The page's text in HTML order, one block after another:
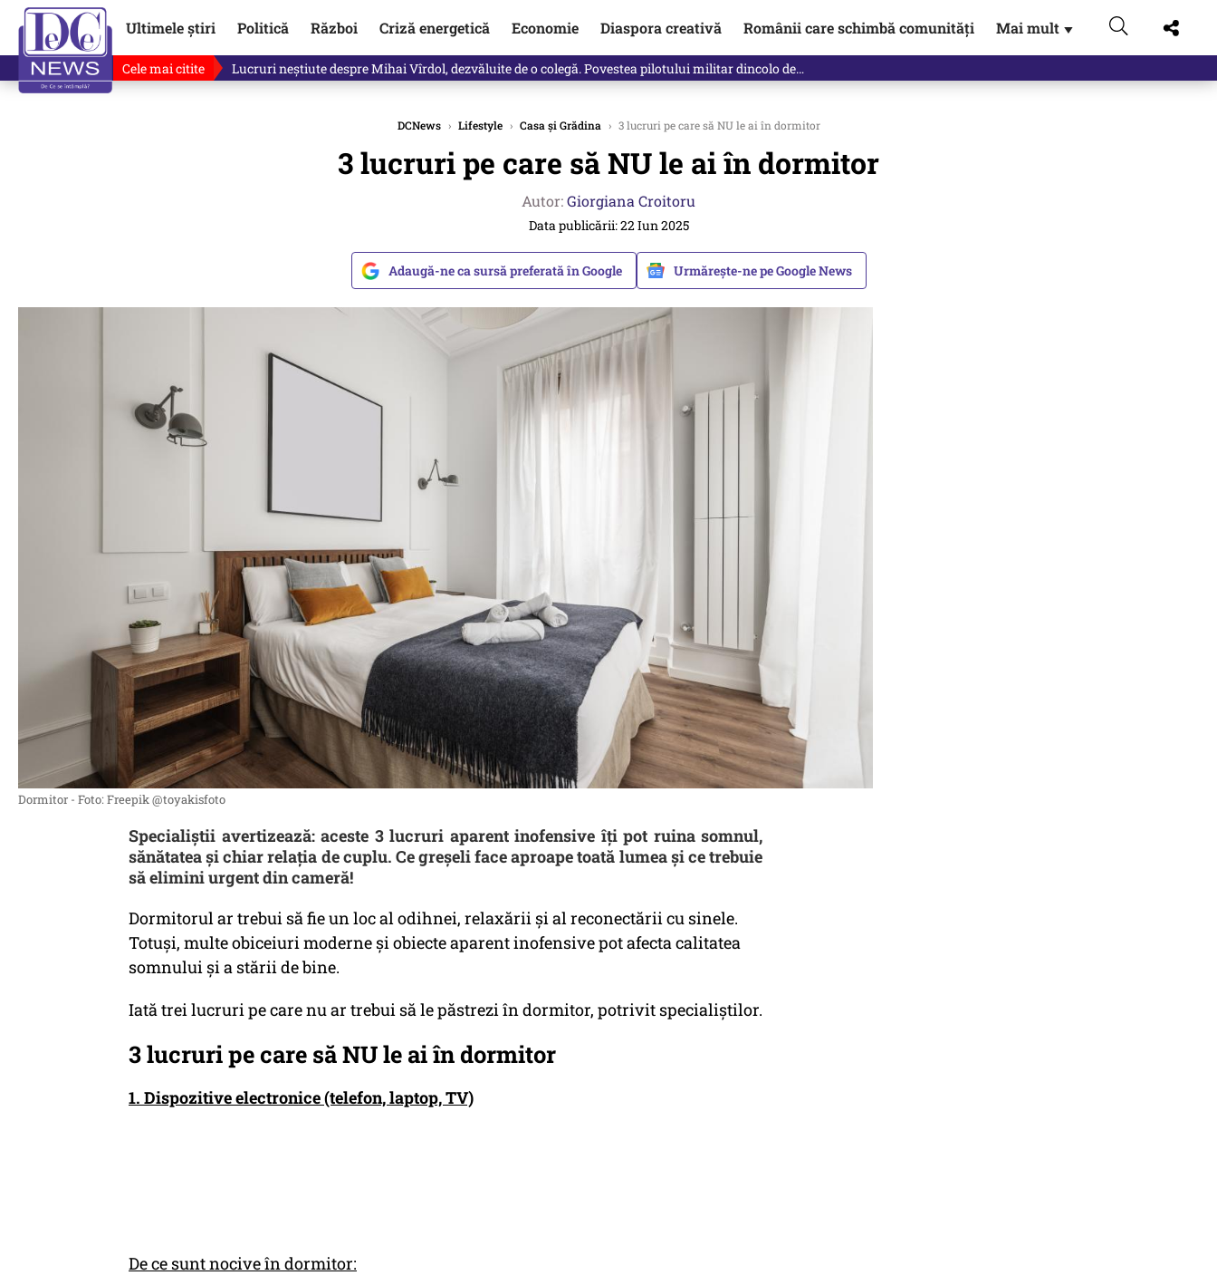
Ultimele știri Politică Război Criză energetică Economie Diaspora creativă Românii care schimbă comunități Mai mult ▼
Cele mai citite „Mă uit și sper să nu fie adevărat ce se întâmplă!“ Propunerea Oanei Gheorghiu care l-a uluit pe Eugen…
DCNews › Lifestyle › Casa și Grădina › 3 lucruri pe care să NU le ai în dormitor
3 lucruri pe care să NU le ai în dormitor
Autor:Giorgiana Croitoru
Data publicării: 22 Iun 2025
Adaugă-ne ca sursă preferată în Google Urmărește-ne pe Google News
Dormitor - Foto: Freepik @toyakisfoto
Specialiștii avertizează: aceste 3 lucruri aparent inofensive îți pot ruina somnul,
sănătatea și chiar relația de cuplu. Ce greșeli face aproape toată lumea și ce trebuie
să elimini urgent din cameră!
Dormitorul ar trebui să fie un loc al odihnei, relaxării și al reconectării cu sinele.
Totuși, multe obiceiuri moderne și obiecte aparent inofensive pot afecta calitatea
somnului și a stării de bine.
Iată trei lucruri pe care nu ar trebui să le păstrezi în dormitor, potrivit specialiștilor.
3 lucruri pe care să NU le ai în dormitor
1. Dispozitive electronice (telefon, laptop, TV)
De ce sunt nocive în dormitor: